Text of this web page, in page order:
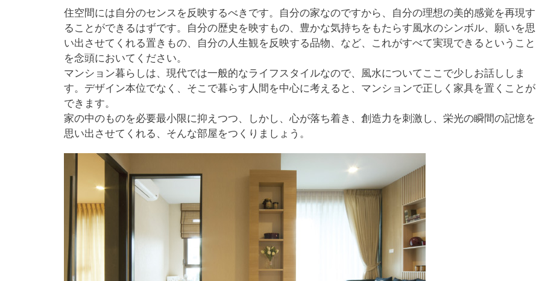
住空間には自分のセンスを反映するべきです。自分の家なのですから、自分の理想の美的感覚を再現す
ることができるはずです。自分の歴史を映すもの、豊かな気持ちをもたらす風水のシンボル、願いを思
い出させてくれる置きもの、自分の人生観を反映する品物、など、これがすべて実現できるということ
を念頭においてください。
マンション暮らしは、現代では一般的なライフスタイルなので、風水についてここで少しお話ししま
す。デザイン本位でなく、そこで暮らす人間を中心に考えると、マンションで正しく家具を置くことが
できます。
家の中のものを必要最小限に抑えつつ、しかし、心が落ち着き、創造力を刺激し、栄光の瞬間の記憶を
思い出させてくれる、そんな部屋をつくりましょう。